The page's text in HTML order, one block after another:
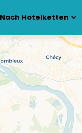
Nach Hotelketten